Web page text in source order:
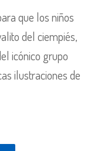
que los niños
del ciempiés,
icónico grupo
ilustraciones de